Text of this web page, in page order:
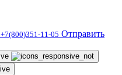
+7(800)351-11-05 Отправить